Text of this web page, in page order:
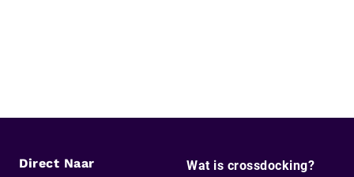
Direct Naar
Wat is crossdocking?